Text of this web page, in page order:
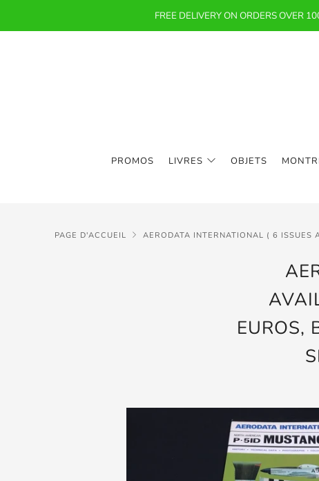
FREE DELIVERY ON ORDERS OVER
PROMOS LIVRES OBJETS
PAGE D'ACCUEIL AERODATA INTERNATIONAL ( 6 ISSUES
EUROS,